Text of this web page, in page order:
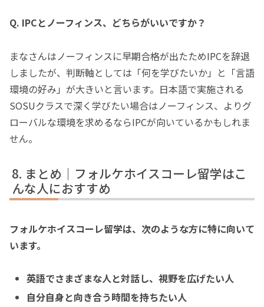
Q. IPCとノーフィンス、どちらがいいですか？
まなさんはノーフィンスに早期合格が出たためIPCを辞退
しましたが、判断軸としては「何を学びたいか」と「言語
環境の好み」が大きいと言います。日本語で実施される
SOSUクラスで深く学びたい場合はノーフィンス、よりグ
ローバルな環境を求めるならIPCが向いているかもしれま
せん。
まとめ｜フォルケホイスコーレ留学はこ
んな人におすすめ
フォルケホイスコーレ留学は、次のような方に特に向いて
います。
英語でさまざまな人と対話し、視野を広げたい人
自分自身と向き合う時間を持ちたい人